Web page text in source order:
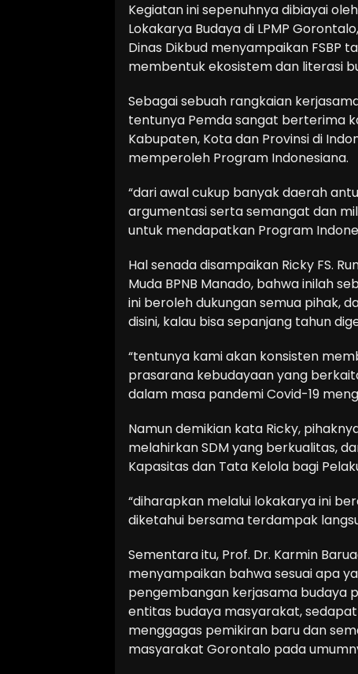
Kegiatan ini sepenuhnya dibiayai
Lokakarya Budaya di LPMP
Dinas Dikbud menyampaikan FSBP
membentuk ekosistem dan literasi
Sebagai sebuah rangkaian
tentunya Pemda sangat berterima
Kabupaten, Kota dan Provinsi di
memperoleh Program Indonesiana.
“dari awal cukup banyak daerah
argumentasi serta semangat dan
untuk mendapatkan Program
Hal senada disampaikan Ricky FS.
Muda BPNB Manado, bahwa inilah
ini beroleh dukungan semua pihak,
disini, kalau bisa sepanjang tahun
“tentunya kami akan konsisten
prasarana kebudayaan yang
dalam masa pandemi Covid-19
Namun demikian kata Ricky,
melahirkan SDM yang berkualitas,
Kapasitas dan Tata Kelola bagi
“diharapkan melalui lokakarya ini
diketahui bersama terdampak
Sementara itu, Prof. Dr. Karmin
menyampaikan bahwa sesuai apa
pengembangan kerjasama budaya
entitas budaya masyarakat,
menggagas pemikiran baru dan
masyarakat Gorontalo pada